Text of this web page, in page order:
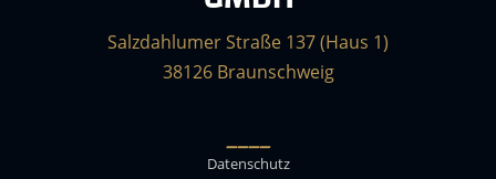
Salzdahlumer Straße 137 (Haus 1)
38126 Braunschweig
____
Datenschutz